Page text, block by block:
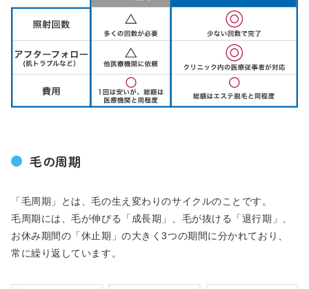
毛の周期
「毛周期」とは、毛の生え変わりのサイクルのことです。
毛周期には、毛が伸びる「成長期」、毛が抜ける「退行期」、
お休み期間の「休止期」の大きく3つの期間に分かれており、
常に繰り返しています。